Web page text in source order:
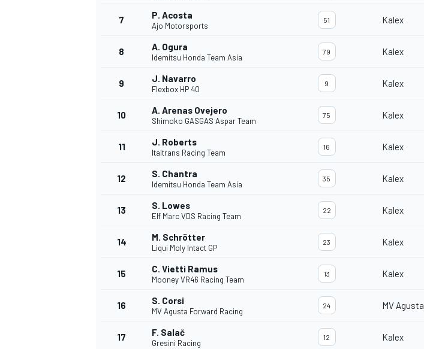
7 P. Acosta
Ajo Motorsports
51 Kalex
8 A. Ogura
Idemitsu Honda Team Asia
79 Kalex
9 J. Navarro
Flexbox HP 40
9 Kalex
10 A. Arenas Ovejero
Shimoko GASGAS Aspar Team
75 Kalex
11 J. Roberts
Italtrans Racing Team
16 Kalex
12 S. Chantra
Idemitsu Honda Team Asia
35 Kalex
13 S. Lowes
Elf Marc VDS Racing Team
22 Kalex
14 M. Schrötter
Liqui Moly Intact GP
23 Kalex
15 C. Vietti Ramus
Mooney VR46 Racing Team
13 Kalex
16 S. Corsi
MV Agusta Forward Racing
24 MV Agusta
17 F. Salač
Gresini Racing
12 Kalex